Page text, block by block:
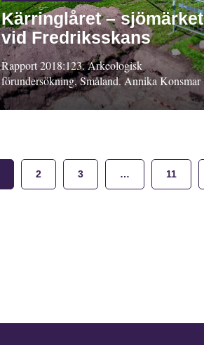
Kärringlåret – sjömärket
vid Fredriksskans
Rapport 2018:123. Arkeologisk
förundersökning, Småland. Annika Konsmar
2 3 … 11